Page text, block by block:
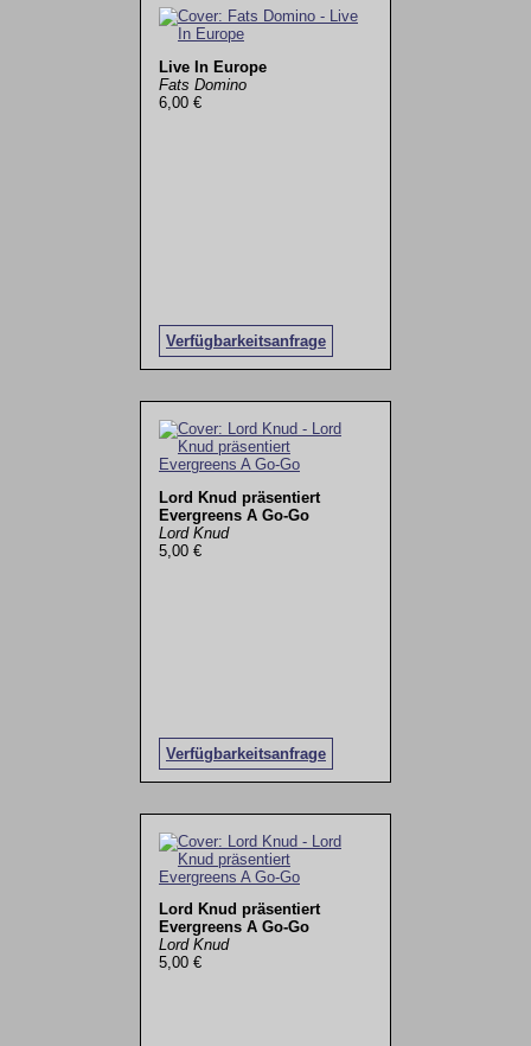
Live In Europe
Fats Domino
6,00 €
Verfügbarkeitsanfrage
Lord Knud präsentiert
Evergreens A Go-Go
Lord Knud
5,00 €
Verfügbarkeitsanfrage
Lord Knud präsentiert
Evergreens A Go-Go
Lord Knud
5,00 €